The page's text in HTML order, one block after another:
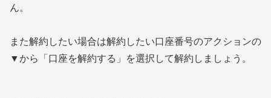
ん。
また解約したい場合は解約したい口座番号のアクションの
▼から「口座を解約する」を選択して解約しましょう。